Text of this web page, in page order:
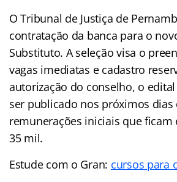
O Tribunal de Justiça de
contratação da banca para o
Substituto. A seleção visa o
vagas imediatas e cadastro
autorização do conselho, o
ser publicado nos próximos dias
remunerações iniciais que ficam
35 mil.
Estude com o Gran: cursos para